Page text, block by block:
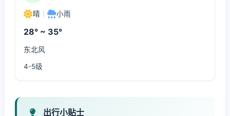
晴 小雨
28° ~ 35°
东北风
4-5级
出行小贴士